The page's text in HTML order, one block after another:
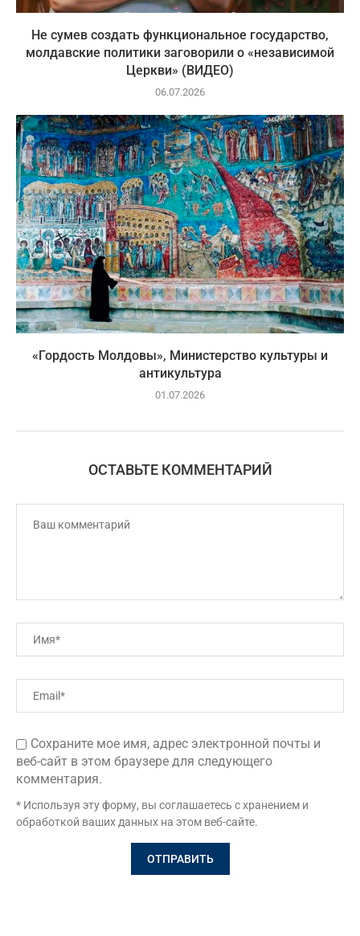
Не сумев создать функциональное государство,
молдавские политики заговорили о «независимой
Церкви» (ВИДЕО)
06.07.2026
«Гордость Молдовы», Министерство культуры и
антикультура
01.07.2026
ОСТАВЬТЕ КОММЕНТАРИЙ
Сохраните мое имя, адрес электронной почты и
веб-сайт в этом браузере для следующего
комментария.
* Используя эту форму, вы соглашаетесь с хранением и
обработкой ваших данных на этом веб-сайте.